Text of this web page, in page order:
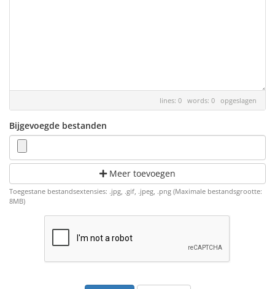
lines: 0 words: 0 opgeslagen
Bijgevoegde bestanden
Meer toevoegen
Toegestane bestandsextensies: .jpg, .gif, .jpeg, .png (Maximale bestandsgrootte:
8MB)